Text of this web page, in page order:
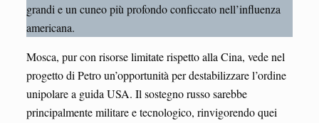
grandi e un cuneo più profondo conficcato nell’influenza
americana.
Mosca, pur con risorse limitate rispetto alla Cina, vede nel
progetto di Petro un’opportunità per destabilizzare l’ordine
unipolare a guida USA. Il sostegno russo sarebbe
principalmente militare e tecnologico, rinvigorendo quei